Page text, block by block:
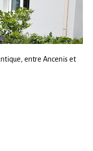
entre Ancenis et